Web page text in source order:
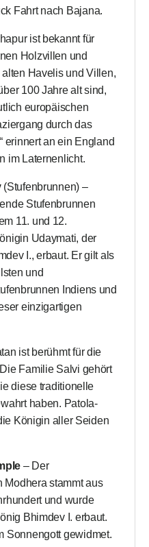
Fahrt nach Bajana.
ist bekannt für
Holzvillen und
Havelis und Villen,
100 Jahre alt sind,
europäischen
durch das
erinnert an ein England
im Laternenlicht.
(Stufenbrunnen) –
Stufenbrunnen
11. und 12.
Udaymati, der
I., erbaut. Er gilt als
und
Indiens und
einzigartigen
ist berühmt für die
Familie Salvi gehört
diese traditionelle
haben. Patola-
Königin aller Seiden
– Der
Modhera stammt aus
und wurde
Bhimdev I. erbaut.
Sonnengott gewidmet.